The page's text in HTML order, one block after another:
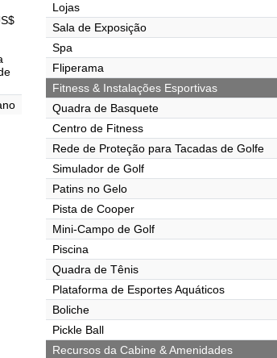
Lojas
Sala de Exposição
Spa
Fliperama
Fitness & Instalações Esportivas
Quadra de Basquete
Centro de Fitness
Rede de Proteção para Tacadas de Golfe
Simulador de Golf
Patins no Gelo
Pista de Cooper
Mini-Campo de Golf
Piscina
Quadra de Tênis
Plataforma de Esportes Aquáticos
Boliche
Pickle Ball
Recursos da Cabine & Amenidades